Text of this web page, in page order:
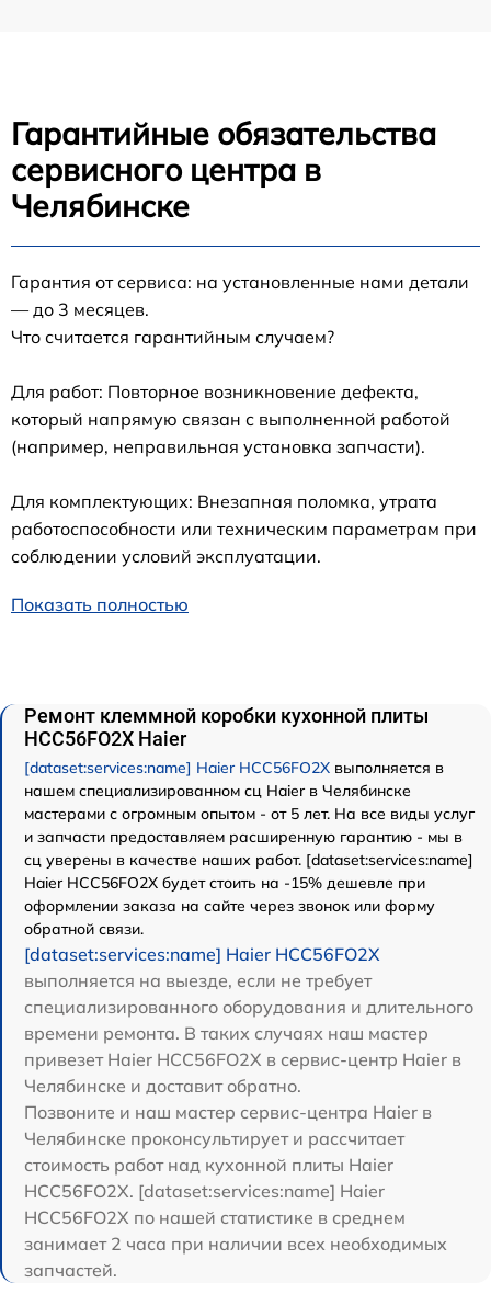
Гарантийные обязательства
сервисного центра в
Челябинске
Гарантия от сервиса: на установленные нами детали
— до 3 месяцев.
Что считается гарантийным случаем?
Для работ: Повторное возникновение дефекта,
который напрямую связан с выполненной работой
(например, неправильная установка запчасти).
Для комплектующих: Внезапная поломка, утрата
работоспособности или техническим параметрам при
соблюдении условий эксплуатации.
Показать полностью
Ремонт клеммной коробки кухонной плиты
HCC56FO2X Haier
[dataset:services:name] Haier HCC56FO2X выполняется в
нашем специализированном сц Haier в Челябинске
мастерами с огромным опытом - от 5 лет. На все виды услуг
и запчасти предоставляем расширенную гарантию - мы в
сц уверены в качестве наших работ. [dataset:services:name]
Haier HCC56FO2X будет стоить на -15% дешевле при
оформлении заказа на сайте через звонок или форму
обратной связи.
[dataset:services:name] Haier HCC56FO2X
выполняется на выезде, если не требует
специализированного оборудования и длительного
времени ремонта. В таких случаях наш мастер
привезет Haier HCC56FO2X в сервис-центр Haier в
Челябинске и доставит обратно.
Позвоните и наш мастер сервис-центра Haier в
Челябинске проконсультирует и рассчитает
стоимость работ над кухонной плиты Haier
HCC56FO2X. [dataset:services:name] Haier
HCC56FO2X по нашей статистике в среднем
занимает 2 часа при наличии всех необходимых
запчастей.